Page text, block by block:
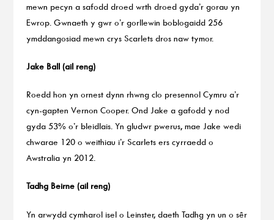
mewn pecyn a safodd droed wrth droed gyda’r gorau yn
Ewrop. Gwnaeth y gwr o’r gorllewin boblogaidd 256
ymddangosiad mewn crys Scarlets dros naw tymor.
Jake Ball (ail reng)
Roedd hon yn ornest dynn rhwng clo presennol Cymru a’r
cyn-gapten Vernon Cooper. Ond Jake a gafodd y nod
gyda 53% o’r bleidlais. Yn gludwr pwerus, mae Jake wedi
chwarae 120 o weithiau i’r Scarlets ers cyrraedd o
Awstralia yn 2012.
Tadhg Beirne (ail reng)
Yn arwydd cymharol isel o Leinster, daeth Tadhg yn un o sêr